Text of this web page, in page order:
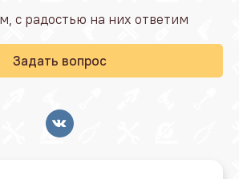
с радостью на них ответим
Задать вопрос